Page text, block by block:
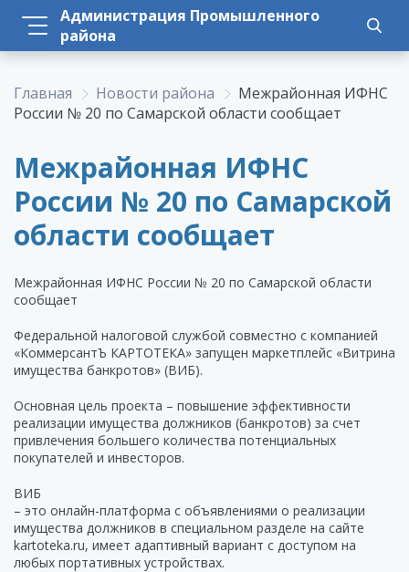
Администрация Промышленного
района
Главная Новости района
Межрайонная ИФНС
России № 20 по Самарской области сообщает
Межрайонная ИФНС
России № 20 по Самарской
области сообщает
Межрайонная ИФНС России № 20 по Самарской области
сообщает
Федеральной налоговой службой совместно с компанией
«КоммерсантЪ КАРТОТЕКА» запущен маркетплейс «Витрина
имущества банкротов» (ВИБ).
Основная цель проекта – повышение эффективности
реализации имущества должников (банкротов) за счет
привлечения большего количества потенциальных
покупателей и инвесторов.
ВИБ
– это онлайн-платформа с объявлениями о реализации
имущества должников в специальном разделе на сайте
kartoteka.ru, имеет адаптивный вариант с доступом на
любых портативных устройствах.